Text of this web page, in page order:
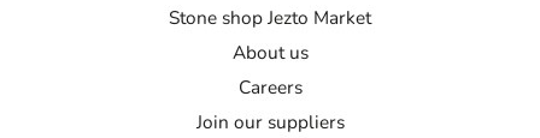
Stone shop Jezto Market
About us
Careers
Join our suppliers